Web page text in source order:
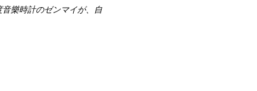
樂時計のゼンマイが、自